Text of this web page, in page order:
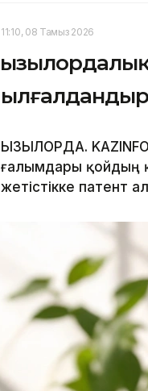
11:10, 08 Тамыз 2026
ҚЫЗЫЛОРДА.
ғалымдары қойдың
жетістікке патент